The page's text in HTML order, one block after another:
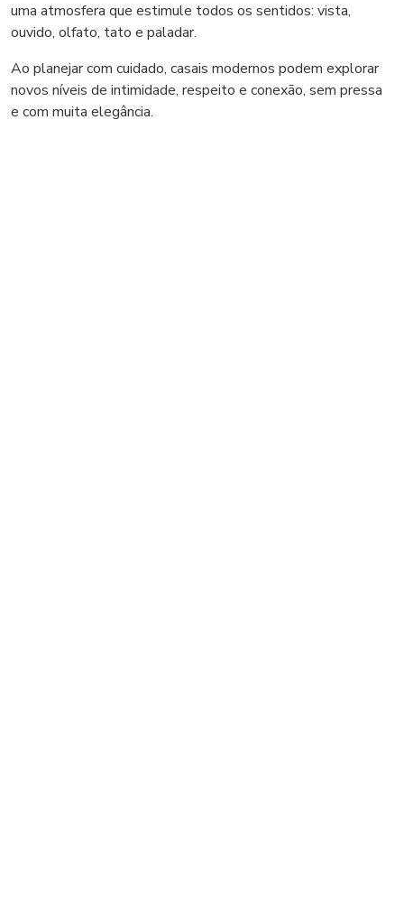
uma atmosfera que estimule todos os sentidos: vista,
ouvido, olfato, tato e paladar.
Ao planejar com cuidado, casais modernos podem explorar
novos níveis de intimidade, respeito e conexão, sem pressa
e com muita elegância.